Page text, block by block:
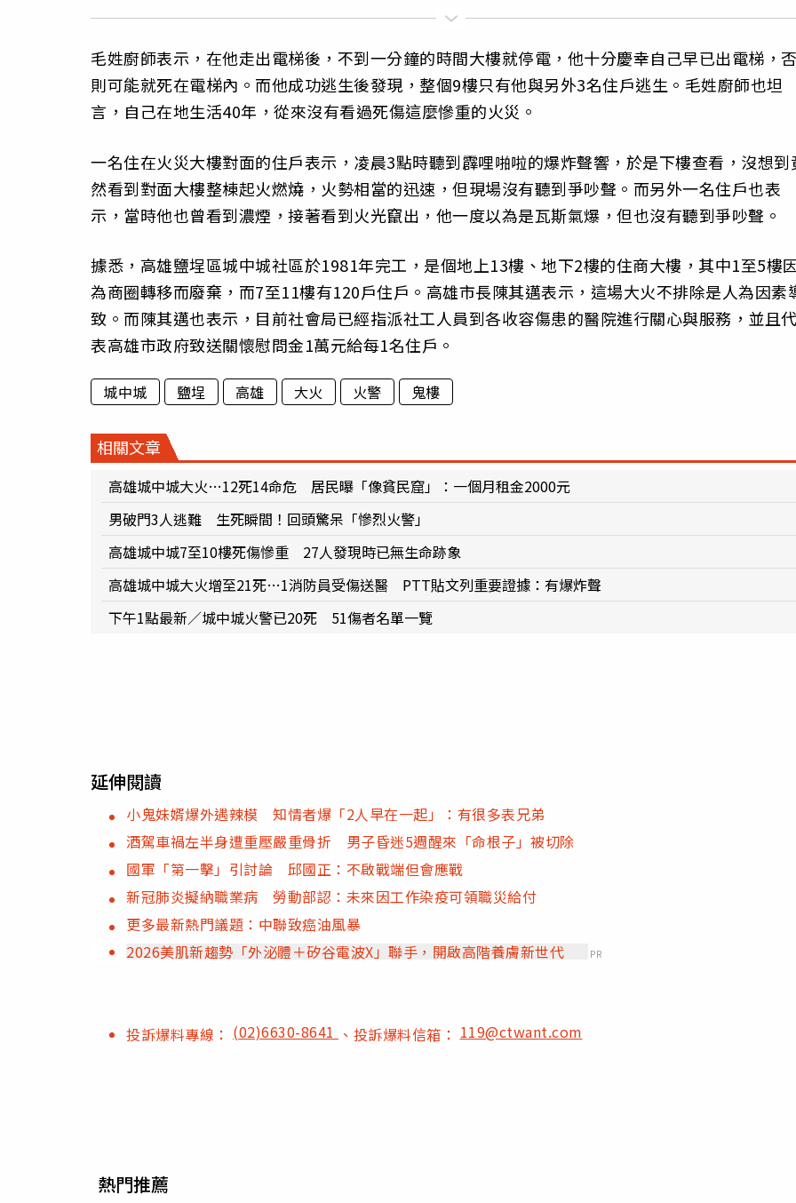
毛姓廚師表示，在他走出電梯後，不到一分鐘的時間大樓就停電，他十分慶幸自己早已出電梯，
則可能就死在電梯內。而他成功逃生後發現，整個9樓只有他與另外3名住戶逃生。毛姓廚師也坦
言，自己在地生活40年，從來沒有看過死傷這麼慘重的火災。
一名住在火災大樓對面的住戶表示，凌晨3點時聽到霹哩啪啦的爆炸聲響，於是下樓查看，沒想到
然看到對面大樓整棟起火燃燒，火勢相當的迅速，但現場沒有聽到爭吵聲。而另外一名住戶也表
示，當時他也曾看到濃煙，接著看到火光竄出，他一度以為是瓦斯氣爆，但也沒有聽到爭吵聲。
據悉，高雄鹽埕區城中城社區於1981年完工，是個地上13樓、地下2樓的住商大樓，其中1至5樓
為商圈轉移而廢棄，而7至11樓有120戶住戶。高雄市長陳其邁表示，這場大火不排除是人為因素
致。而陳其邁也表示，目前社會局已經指派社工人員到各收容傷患的醫院進行關心與服務，並且
表高雄市政府致送關懷慰問金1萬元給每1名住戶。
城中城 鹽埕 高雄 大火 火警 鬼樓
相關文章
高雄城中城大火…12死14命危 居民曝「像貧民窟」：一個月租金2000元
男破門3人逃難 生死瞬間！回頭驚呆「慘烈火警」
高雄城中城7至10樓死傷慘重 27人發現時已無生命跡象
高雄城中城大火增至21死…1消防員受傷送醫 PTT貼文列重要證據：有爆炸聲
下午1點最新／城中城火警已20死 51傷者名單一覽
延伸閱讀
小鬼妹婿爆外遇辣模 知情者爆「2人早在一起」：有很多表兄弟
酒駕車禍左半身遭重壓嚴重骨折 男子昏迷5週醒來「命根子」被切除
國軍「第一擊」引討論 邱國正：不啟戰端但會應戰
新冠肺炎擬納職業病 勞動部認：未來因工作染疫可領職災給付
更多最新熱門議題：中聯致癌油風暴
2026美肌新趨勢「外泌體＋矽谷電波X」聯手，開啟高階養膚新世代
PR
投訴爆料專線： (02)6630-8641 、投訴爆料信箱：119@ctwant.com
熱門推薦